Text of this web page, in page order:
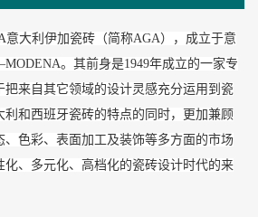
意大利伊加瓷砖（简称AGA），成立于意
。其前身是1949年成立的一家专
把来自其它领域的设计灵感充分运用到瓷
和西班牙瓷砖的特点的同时，更加兼顾
、色彩、表面加工及装饰等多方面的市场
化、多元化、高档化的瓷砖设计时代的来